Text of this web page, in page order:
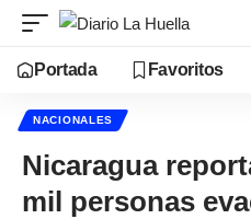
Portada Favoritos
NACIONALES
Nicaragua
mil personas